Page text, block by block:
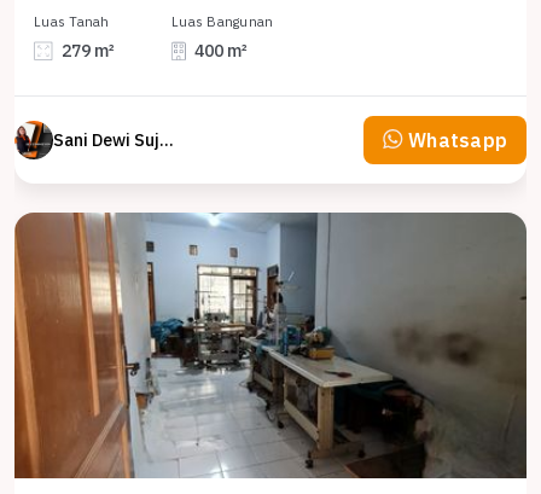
Luas Tanah
279 m²
Luas Bangunan
400 m²
Sani Dewi Sujono Whatsapp